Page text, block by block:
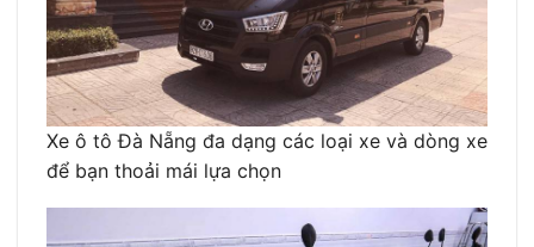
Xe ô tô Đà Nẵng đa dạng các loại xe và dòng xe
để bạn thoải mái lựa chọn